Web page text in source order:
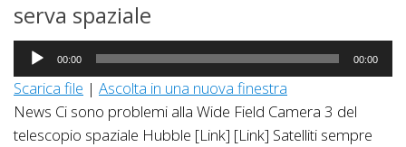
serva spaziale
Audio
Player
00:00 00:00
Scarica file | Ascolta in una nuova finestra
News Ci sono problemi alla Wide Field Camera 3 del
telescopio spaziale Hubble [Link] [Link] Satelliti sempre